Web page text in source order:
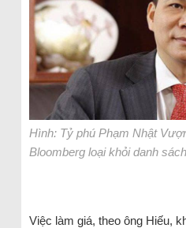
Hình: Tỷ phú Phạm Nhật
Bloomberg loại khỏi danh
Việc làm giá, theo ông Hiếu,